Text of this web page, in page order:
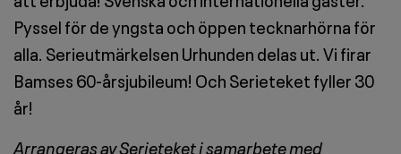
Pyssel för de yngsta och öppen tecknarhörna för
alla. Serieutmärkelsen Urhunden delas ut. Vi firar
Bamses 60-årsjubileum! Och Serieteket fyller 30
år!
Arrangeras av Serieteket i samarbete med